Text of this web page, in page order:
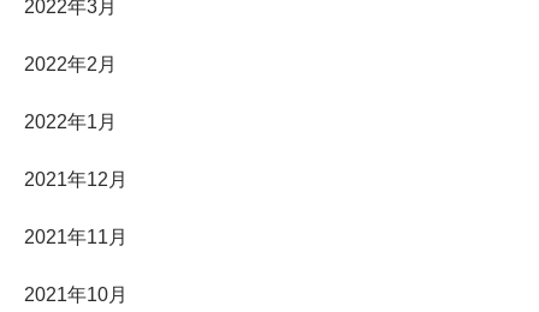
2022年3月
2022年2月
2022年1月
2021年12月
2021年11月
2021年10月